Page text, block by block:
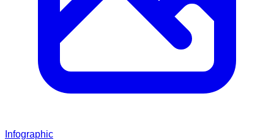
Infographic